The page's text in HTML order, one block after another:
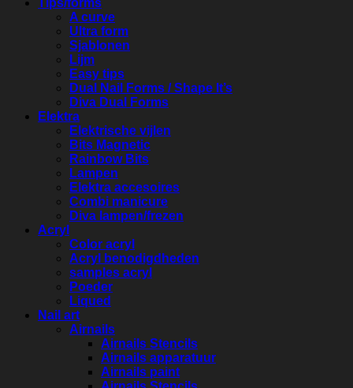
Tips/forms
A curve
Ultra form
Sjablonen
Lijm
Easy tips
Dual Nail Forms / Shape It’s
Diva Dual Forms
Elektra
Elektrische vijlen
Bits Magnetic
Rainbow Bits
Lampen
Elektra accesoires
Combi manicure
Diva lampen/frezen
Acryl
Color acryl
Acryl benodigdheden
samples acryl
Poeder
Liqued
Nail art
Airnails
Airnails Stencils
Airnails apparatuur
Airnails paint